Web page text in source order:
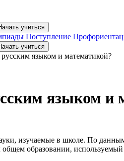
учиться
Поступление
учиться
языком и математикой?
языком и
изучаемые в школе. По
образовании, используемый